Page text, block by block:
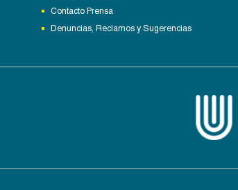
Contacto Prensa
Denuncias, Reclamos y Sugerencias